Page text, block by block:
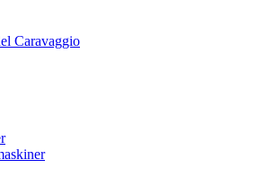
Caravaggio